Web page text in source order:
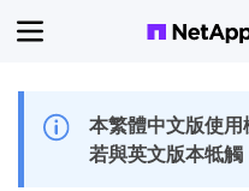
本繁體中文版使用
若與英文版本牴觸